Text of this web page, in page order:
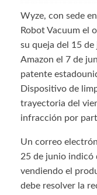
Wyze, con sede
Robot Vacuum el
su queja del 15
Amazon el 7 de
patente
Dispositivo de
trayectoria del
infracción por
Un correo
25 de junio indicó
vendiendo el
debe resolver la